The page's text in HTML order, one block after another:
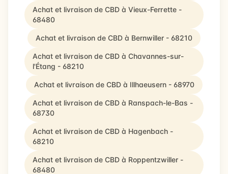
Achat et livraison de CBD à Vieux-Ferrette -
68480
Achat et livraison de CBD à Bernwiller - 68210
Achat et livraison de CBD à Chavannes-sur-
l'Étang - 68210
Achat et livraison de CBD à Illhaeusern - 68970
Achat et livraison de CBD à Ranspach-le-Bas -
68730
Achat et livraison de CBD à Hagenbach -
68210
Achat et livraison de CBD à Roppentzwiller -
68480